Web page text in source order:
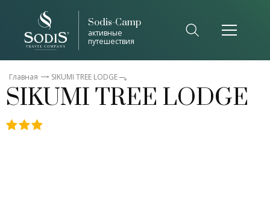
Sodis-Camp
активные
путешествия
Главная SIKUMI TREE LODGE
SIKUMI TREE LODGE
Список общепринятых сокращений